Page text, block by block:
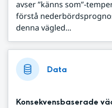
avser ”känns som”-
förstå
denna vägled...
Data
Konsekvensbaserade